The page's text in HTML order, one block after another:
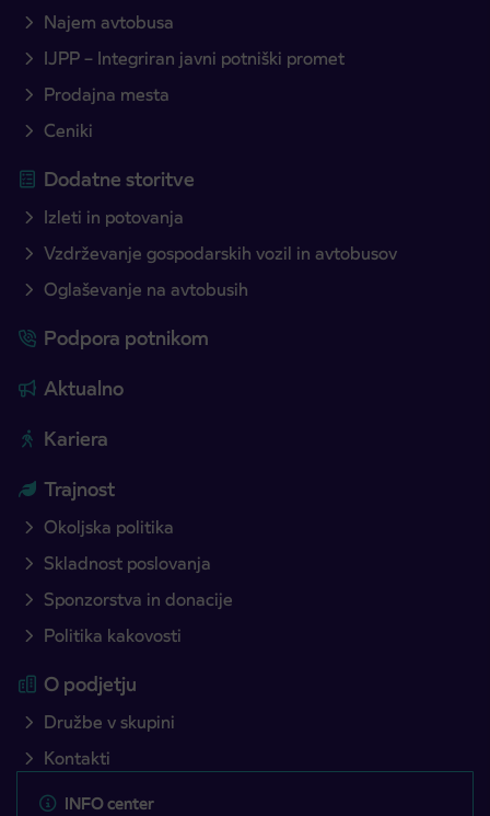
Najem avtobusa
IJPP – Integriran javni potniški promet
Prodajna mesta
Ceniki
Dodatne storitve
Izleti in potovanja
Vzdrževanje gospodarskih vozil in avtobusov
Oglaševanje na avtobusih
Podpora potnikom
Aktualno
Kariera
Trajnost
Okoljska politika
Skladnost poslovanja
Sponzorstva in donacije
Politika kakovosti
O podjetju
Družbe v skupini
Kontakti
INFO center